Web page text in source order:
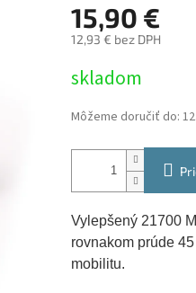
15,90 €
12,93 € bez DPH
cena:
skladom
Môžeme doručiť do:
Vylepšený 21700
rovnakom prúde
mobilitu.